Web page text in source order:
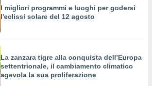
I migliori programmi e luoghi per godersi
l'eclissi solare del 12 agosto
La zanzara tigre alla conquista dell’Europa
settentrionale, il cambiamento climatico
agevola la sua proliferazione